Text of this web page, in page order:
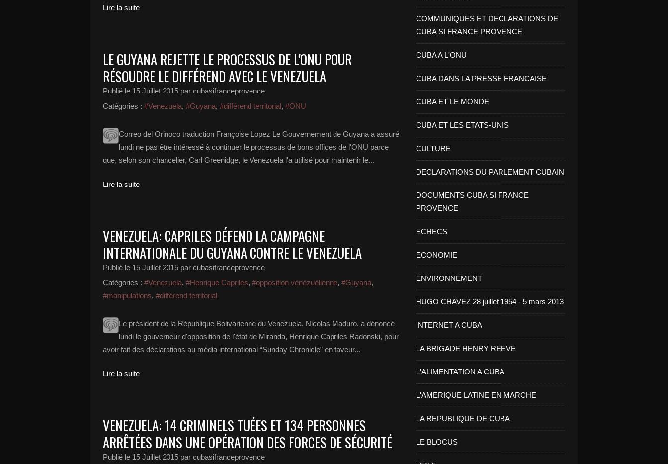
Lire la suite
LE GUYANA REJETTE LE PROCESSUS DE L'ONU POUR
RÉSOUDRE LE DIFFÉREND AVEC LE VENEZUELA
Publié le 15 Juillet 2015 par cubasifranceprovence
Catégories : #Venezuela, #Guyana, #différend territorial, #ONU
Correo del Orinoco traduction Françoise Lopez Le Gouvernement de Guyana a assuré
lundi ne pas être intéressé à continuer le processus de bons offices de l'ONU parce
que, selon son chancelier, Carl Greenidge, le Venezuela l'a utilisé pour maintenir le...
Lire la suite
VENEZUELA: CAPRILES DÉFEND LA CAMPAGNE
INTERNATIONALE DU GUYANA CONTRE LE VENEZUELA
Publié le 15 Juillet 2015 par cubasifranceprovence
Catégories : #Venezuela, #Henrique Capriles, #opposition vénézuélienne, #Guyana,
#manipulations, #différend territorial
Le président de la République Bolivarienne du Venezuela, Nicolas Maduro, a dénoncé
lundi le gouverneur d'opposition de l'état de Miranda, Henrique Capriles Radonski, pour
avoir fait des déclarations au média international “Sunday Chronicle” en faveur...
Lire la suite
VENEZUELA: 14 CRIMINELS TUÉES ET 134 PERSONNES
ARRÊTÉES DANS UNE OPÉRATION DES FORCES DE SÉCURITÉ
Publié le 15 Juillet 2015 par cubasifranceprovence
COMMUNIQUES ET DECLARATIONS DE
CUBA SI FRANCE PROVENCE
CUBA A L'ONU
CUBA DANS LA PRESSE FRANCAISE
CUBA ET LE MONDE
CUBA ET LES ETATS-UNIS
CULTURE
DECLARATIONS DU PARLEMENT CUBAIN
DOCUMENTS CUBA SI FRANCE
PROVENCE
ECHECS
ECONOMIE
ENVIRONNEMENT
HUGO CHAVEZ 28 juillet 1954 - 5 mars 2013
INTERNET A CUBA
LA BRIGADE HENRY REEVE
L'ALIMENTATION A CUBA
L'AMERIQUE LATINE EN MARCHE
LA REPUBLIQUE DE CUBA
LE BLOCUS